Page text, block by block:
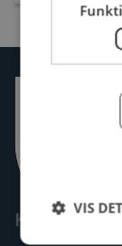
Kontakt
VIS